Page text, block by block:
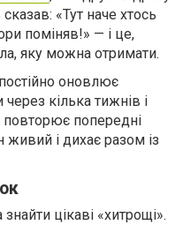
«Тут наче хтось
поміняв!» — і це,
яку можна отримати.
оновлює
кілька тижнів і
попередні
живий і дихає разом із
цікаві «хитрощі».